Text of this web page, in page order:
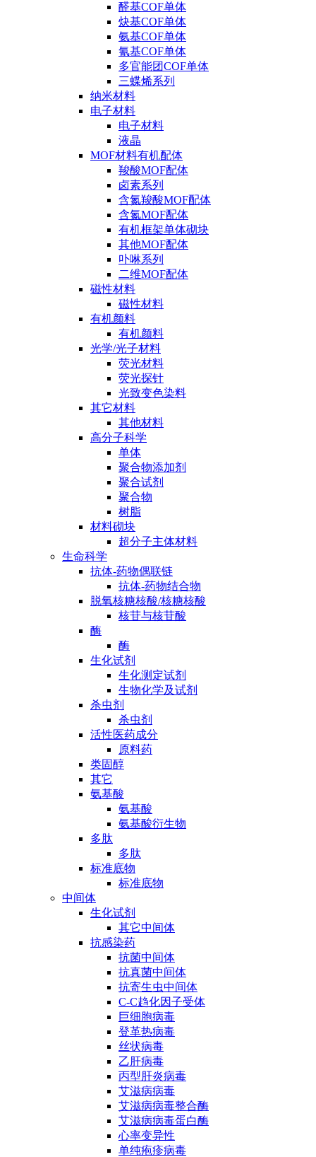
醛基COF单体
炔基COF单体
氨基COF单体
氰基COF单体
多官能团COF单体
三蝶烯系列
纳米材料
电子材料
电子材料
液晶
MOF材料有机配体
羧酸MOF配体
卤素系列
含氮羧酸MOF配体
含氮MOF配体
有机框架单体砌块
其他MOF配体
卟啉系列
二维MOF配体
磁性材料
磁性材料
有机颜料
有机颜料
光学/光子材料
荧光材料
荧光探针
光致变色染料
其它材料
其他材料
高分子科学
单体
聚合物添加剂
聚合试剂
聚合物
树脂
材料砌块
超分子主体材料
生命科学
抗体-药物偶联链
抗体-药物结合物
脱氧核糖核酸/核糖核酸
核苷与核苷酸
酶
酶
生化试剂
生化测定试剂
生物化学及试剂
杀虫剂
杀虫剂
活性医药成分
原料药
类固醇
其它
氨基酸
氨基酸
氨基酸衍生物
多肽
多肽
标准底物
标准底物
中间体
生化试剂
其它中间体
抗感染药
抗菌中间体
抗真菌中间体
抗寄生虫中间体
C-C趋化因子受体
巨细胞病毒
登革热病毒
丝状病毒
乙肝病毒
丙型肝炎病毒
艾滋病病毒
艾滋病病毒整合酶
艾滋病病毒蛋白酶
心率变异性
单纯疱疹病毒